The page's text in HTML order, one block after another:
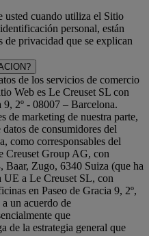
usted cuando utiliza el Sitio
personal, están
de privacidad que se explican
de los servicios de comercio
Web es Le Creuset SL con
2º - 08007 – Barcelona.
de marketing de nuestra parte,
de consumidores del
como corresponsables del
Creuset Group AG, con
Baar, Zugo, 6340 Suiza (que ha
UE a Le Creuset SL, con
en Paseo de Gracia 9, 2º,
un acuerdo de
que
de la estrategia general que